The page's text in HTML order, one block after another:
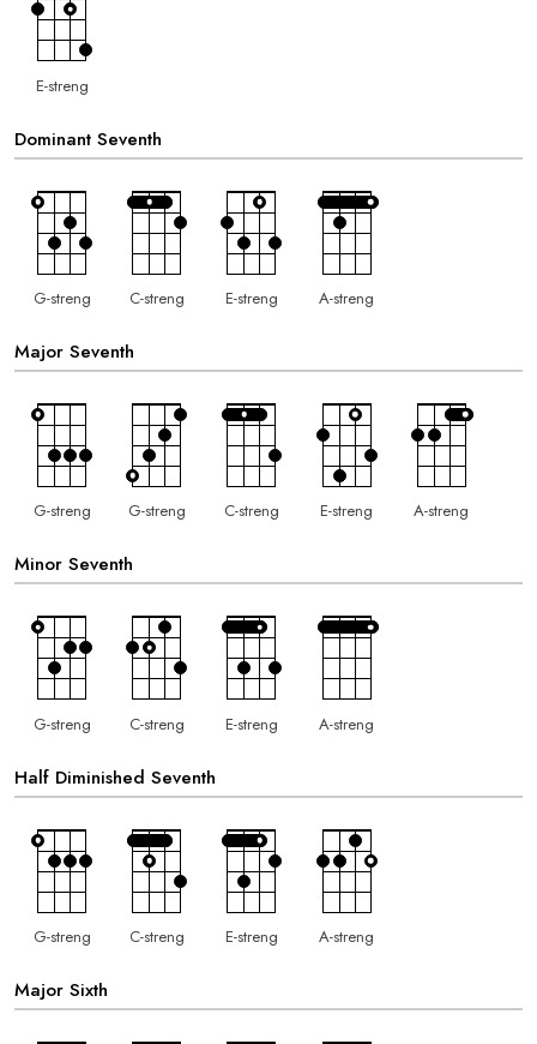
E-streng
Dominant Seventh
G-streng C-streng E-streng A-streng
Major Seventh
G-streng G-streng C-streng E-streng A-streng
Minor Seventh
G-streng C-streng E-streng A-streng
Half Diminished Seventh
G-streng C-streng E-streng A-streng
Major Sixth